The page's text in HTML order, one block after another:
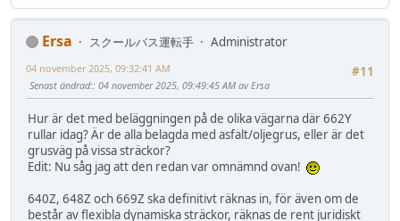
Ersa スクールバス運転手
Administrator
#11
04 november 2025, 09:32:41 AM
Senast ändrad:: 04 november 2025, 09:49:45 AM av Ersa
Hur är det med beläggningen på de olika vägarna där 662Y
rullar idag? Är de alla belagda med asfalt/oljegrus, eller är det
grusväg på vissa sträckor?
Edit: Nu såg jag att den redan var omnämnd ovan!
640Z, 648Z och 669Z ska definitivt räknas in, för även om de
består av flexibla dynamiska sträckor, räknas de rent juridiskt